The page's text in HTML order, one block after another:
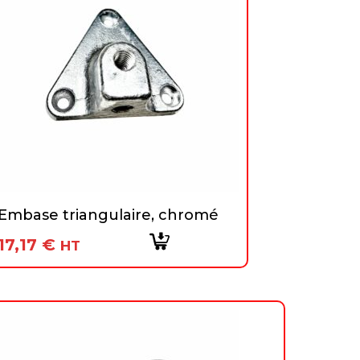
triangulaire, chromé
€ HT